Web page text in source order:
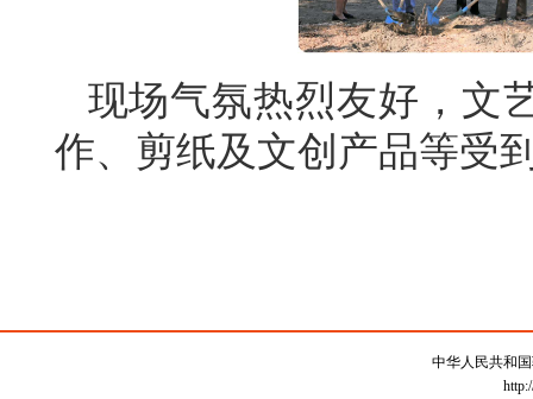
现场气氛热烈友好，文
作、剪纸及文创产品等受
中华人民共和